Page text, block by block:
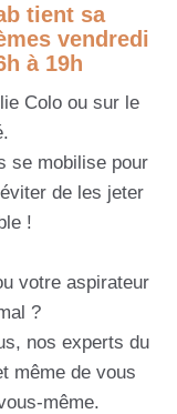
tient sa
vendredi
à 19h
Colo ou sur le
se mobilise pour
de les jeter
!
votre aspirateur
?
nos experts du
même de vous
même.